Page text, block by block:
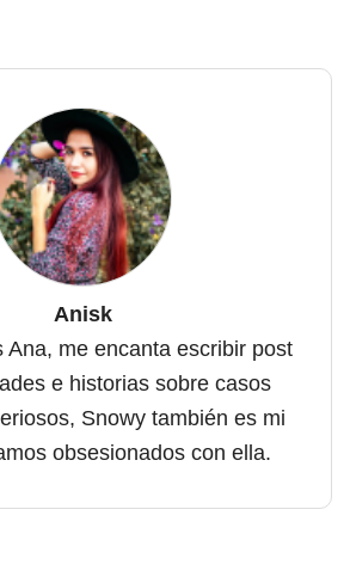
Anisk
Ana, me encanta escribir post
e historias sobre casos
Snowy también es mi
obsesionados con ella.